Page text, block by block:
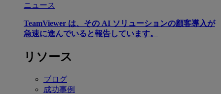
ニュース
TeamViewer は、その AI ソリューションの顧客導入が
急速に進んでいると報告しています。
リソース
ブログ
成功事例